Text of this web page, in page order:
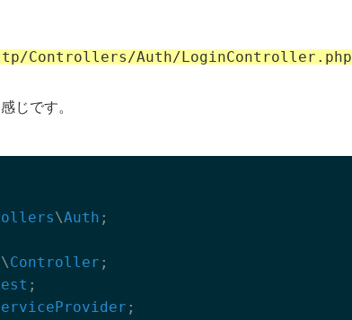
Controllers/Auth/LoginController.php
じです。
\Auth ;
\Controller